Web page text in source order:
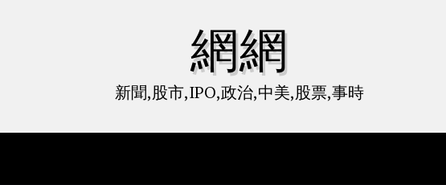
網網
新聞,股市,IPO,政治,中美,股票,事時